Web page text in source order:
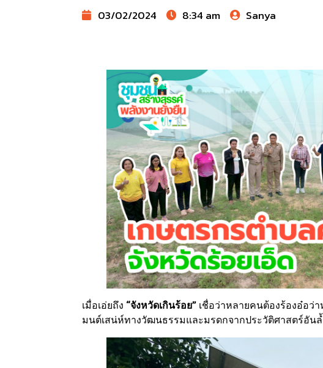
03/02/2024 8:34 am Sanya
เมื่อเอ่ยถึง “จังหวัดเกินร้อย” เชื่อว่าหลายคนต้องร้องอ๋อว่า
มนต์เสน่ห์ทางวัฒนธรรมและมรดกจากประวัติศาสตร์อั